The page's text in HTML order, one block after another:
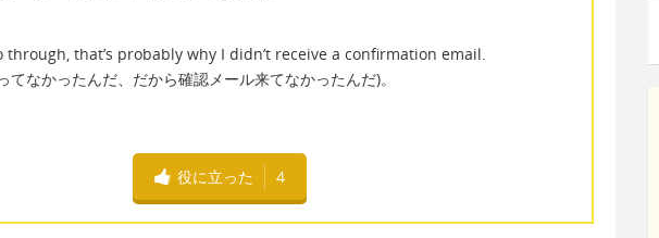
through, that’s probably why I didn’t receive a confirmation email.
てなかったんだ、だから確認メール来てなかったんだ)。
役に立った 4